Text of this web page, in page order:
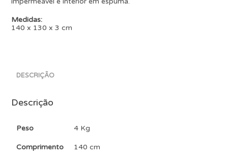
Medidas:
140 x 130 x 3 cm
DESCRIÇÃO
Descrição
Peso 4 Kg
Comprimento 140 cm